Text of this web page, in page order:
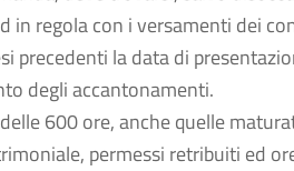
in regola con i versamenti dei
precedenti la data di
degli accantonamenti.
600 ore, anche quelle
permessi retribuiti ed